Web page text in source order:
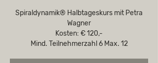
Spiraldynamik® Halbtageskurs mit Petra
Wagner
Kosten: € 120,-
Mind. Teilnehmerzahl 6 Max. 12